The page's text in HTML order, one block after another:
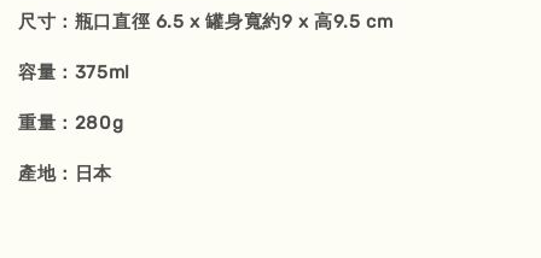
尺寸：瓶口直徑 6.5 x 罐身寬約9 x 高9.5 cm
容量：375ml
重量：280g
產地：日本